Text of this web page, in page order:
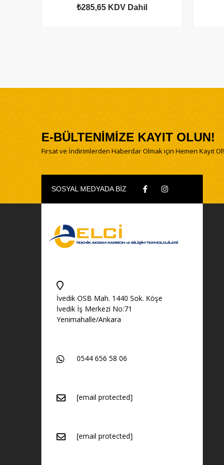
₺285,65 KDV Dahil
E-BÜLTENİMİZE KAYIT OLUN!
Fırsat ve İndirimlerden Haberdar Olmak için Hemen Kayıt Ol!
SOSYAL MEDYADA BİZ
İvedik OSB Mah. 1440 Sok. Köşe
İvedik İş Merkezi No:71
Yenimahalle/Ankara
0544 656 58 06
[email protected]
[email protected]